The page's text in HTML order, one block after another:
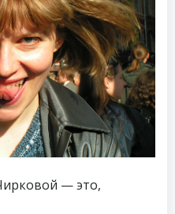
— это,